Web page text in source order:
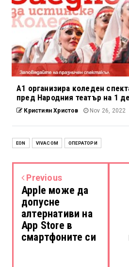
А1 организира коледен
пред Народния театър на 1
Кристиян Христов Nov 26, 2022
EON VIVACOM ОПЕРАТОРИ
Previous
Apple може да
допусне
алтернативи на
App Store в
смартфоните си